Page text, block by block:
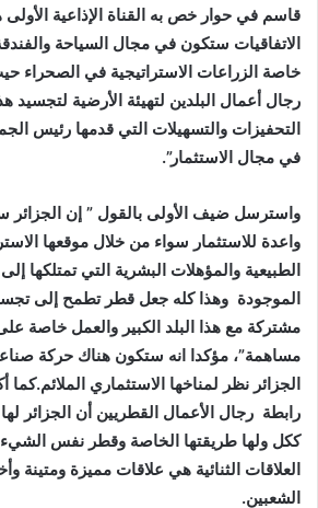
قاسم في حوار خص به القناة الإذاعية
الاتفاقيات ستكون في مجال السياحة
خاصة الزراعات الاستراتيجية في الصحراء
رجال أعمال البلدين لتهيئة الأرضية لتجسيد
التحفيزات والتسهيلات التي قدمها رئيس
في مجال الاستثمار”.
واسترسل ضيف الأولى بالقول ” إن الجزائر
واعدة للاستثمار سواء من خلال موقعها
الطبيعية والمؤهلات البشرية التي تمتلكها إلى
الموجودة وهذا كله جعل قطر تطمح إلى
مشتركة مع هذا البلد الكبير والعمل خاصة
مساهمة”، مؤكدا انه ستكون هناك حركة
الجزائر نظر لمناخها الاستثماري
رابطة رجال الأعمال القطريين أن الجزائر
ككل ولها طريقتها الخاصة وقطر نفس
العلاقات الثنائية هي علاقات مميزة ومتينة
الشعبين.